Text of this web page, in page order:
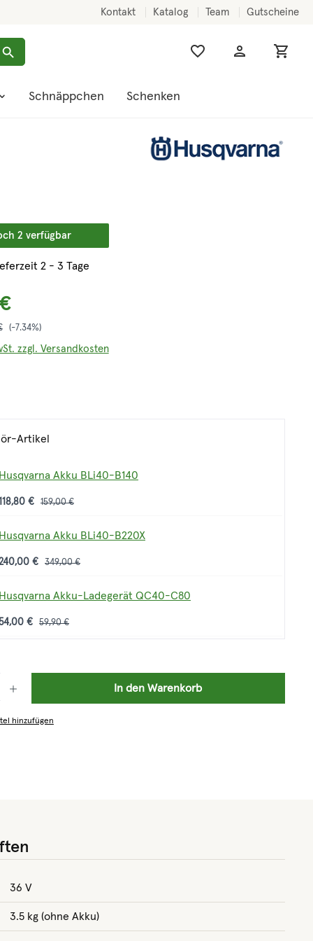
Kontakt Katalog Team Gutscheine
Schnäppchen Schenken
2 verfügbar
2 - 3 Tage
Preis:
(-7.34%)
zzgl. Versandkosten
Artikel
Akku BLi40-B140
€ 159,00 €
Akku BLi40-B220X
€ 349,00 €
Akku-Ladegerät QC40-C80
€ 59,90 €
In den Warenkorb
hinzufügen
36 V
3.5 kg (ohne Akku)